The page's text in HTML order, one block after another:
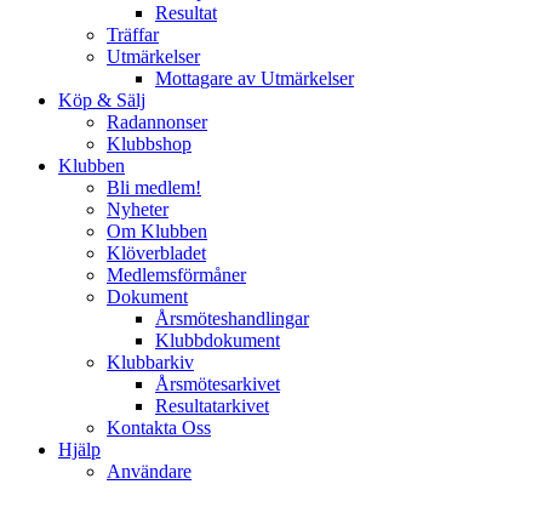
Resultat
Träffar
Utmärkelser
Mottagare av Utmärkelser
Köp & Sälj
Radannonser
Klubbshop
Klubben
Bli medlem!
Nyheter
Om Klubben
Klöverbladet
Medlemsförmåner
Dokument
Årsmöteshandlingar
Klubbdokument
Klubbarkiv
Årsmötesarkivet
Resultatarkivet
Kontakta Oss
Hjälp
Användare